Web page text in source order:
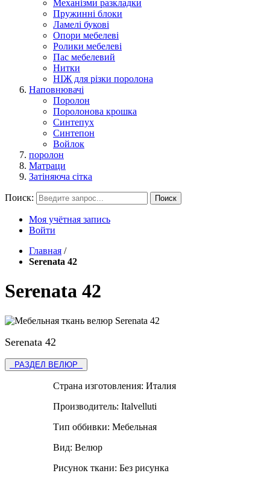
Механізми разкладки
Пружинні блоки
Ламелі букові
Опори мебелеві
Ролики мебелеві
Пас мебелевий
Нитки
НІЖ для різки поролона
Наповнювачі
Поролон
Поролонова крошка
Синтепух
Синтепон
Войлок
поролон
Матраци
Затіняюча сітка
Поиск: Поиск
Моя учётная запись
Войти
Главная /
Serenata 42
Serenata 42
Serenata 42
РАЗДЕЛ ВЕЛЮР
Страна изготовления: Италия
Производитель: Italvelluti
Тип оббивки: Мебельная
Вид: Велюр
Рисунок ткани: Без рисунка